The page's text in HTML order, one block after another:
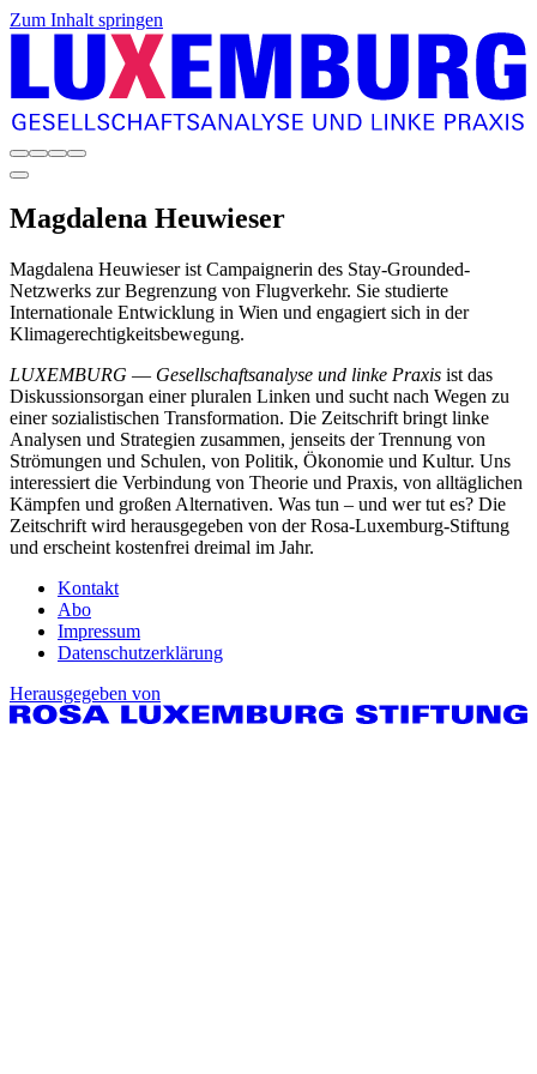
Zum Inhalt springen
Magdalena Heuwieser
Magdalena Heuwieser ist Campaignerin des Stay-Grounded-
Netzwerks zur Begrenzung von Flugverkehr. Sie studierte
Internationale Entwicklung in Wien und engagiert sich in der
Klimagerechtigkeitsbewegung.
LUXEMBURG — Gesellschaftsanalyse und linke Praxis ist das
Diskussionsorgan einer pluralen Linken und sucht nach Wegen zu
einer sozialistischen Transformation. Die Zeitschrift bringt linke
Analysen und Strategien zusammen, jenseits der Trennung von
Strömungen und Schulen, von Politik, Ökonomie und Kultur. Uns
interessiert die Verbindung von Theorie und Praxis, von alltäglichen
Kämpfen und großen Alternativen. Was tun – und wer tut es? Die
Zeitschrift wird herausgegeben von der Rosa-Luxemburg-Stiftung
und erscheint kostenfrei dreimal im Jahr.
Kontakt
Abo
Impressum
Datenschutzerklärung
Herausgegeben von